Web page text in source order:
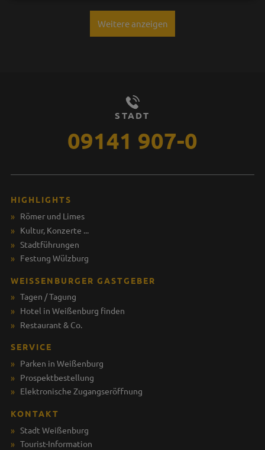
Weitere anzeigen
STADT
09141 907-0
HIGHLIGHTS
Römer und Limes
Kultur, Konzerte ...
Stadtführungen
Festung Wülzburg
WEISSENBURGER GASTGEBER
Tagen / Tagung
Hotel in Weißenburg finden
Restaurant & Co.
SERVICE
Parken in Weißenburg
Prospektbestellung
Elektronische Zugangseröffnung
KONTAKT
Stadt Weißenburg
Tourist-Information